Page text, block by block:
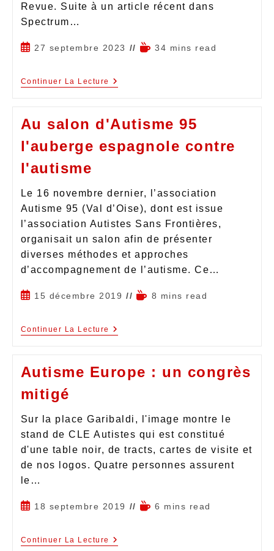
Revue. Suite à un article récent dans
Spectrum…
27 septembre 2023 34 mins read
Continuer La Lecture
Au salon d'Autisme 95
l'auberge espagnole contre
l'autisme
Le 16 novembre dernier, l’association
Autisme 95 (Val d’Oise), dont est issue
l’association Autistes Sans Frontières,
organisait un salon afin de présenter
diverses méthodes et approches
d’accompagnement de l’autisme. Ce…
15 décembre 2019 8 mins read
Continuer La Lecture
Autisme Europe : un congrès
mitigé
Sur la place Garibaldi, l'image montre le
stand de CLE Autistes qui est constitué
d'une table noir, de tracts, cartes de visite et
de nos logos. Quatre personnes assurent
le…
18 septembre 2019 6 mins read
Continuer La Lecture